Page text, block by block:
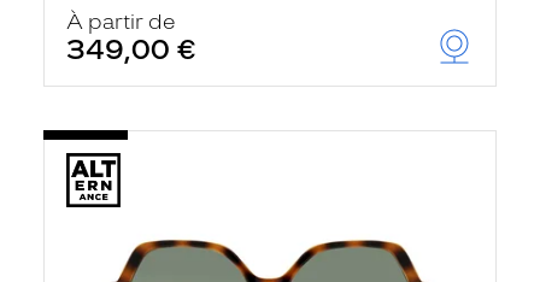
À partir de
349,00 €